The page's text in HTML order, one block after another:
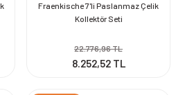
Fraenkische 7'li Paslanmaz Çelik
Kollektör Seti
22.776,96 TL
8.252,52 TL